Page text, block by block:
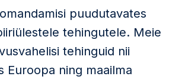
puudutavates
tehingutele. Meie
tehinguid nii
Euroopa ning maailma